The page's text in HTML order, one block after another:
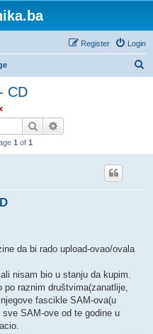
Login
Register
CD
Search
1 of 1
da bi rado upload-ovao/ovala
nisam bio u stanju da kupim.
raznim društvima(zanatlije,
fascikle SAM-ova(u
SAM-ove od te godine u